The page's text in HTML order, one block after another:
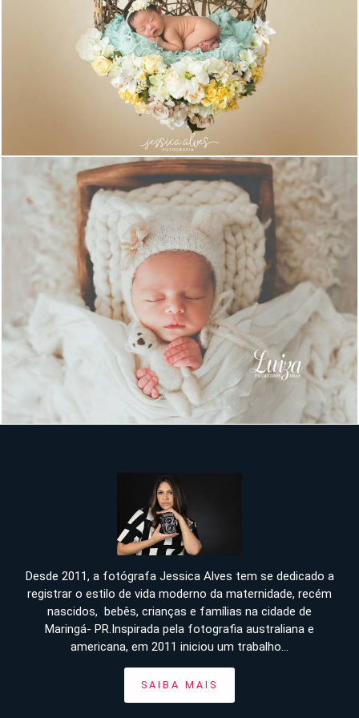
1599
1250
Desde 2011, a fotógrafa Jessica Alves tem se dedicado a
registrar o estilo de vida moderno da maternidade, recém
nascidos, bebês, crianças e famílias na cidade de
Maringá- PR.Inspirada pela fotografia australiana e
americana, em 2011 iniciou um trabalho...
SAIBA MAIS